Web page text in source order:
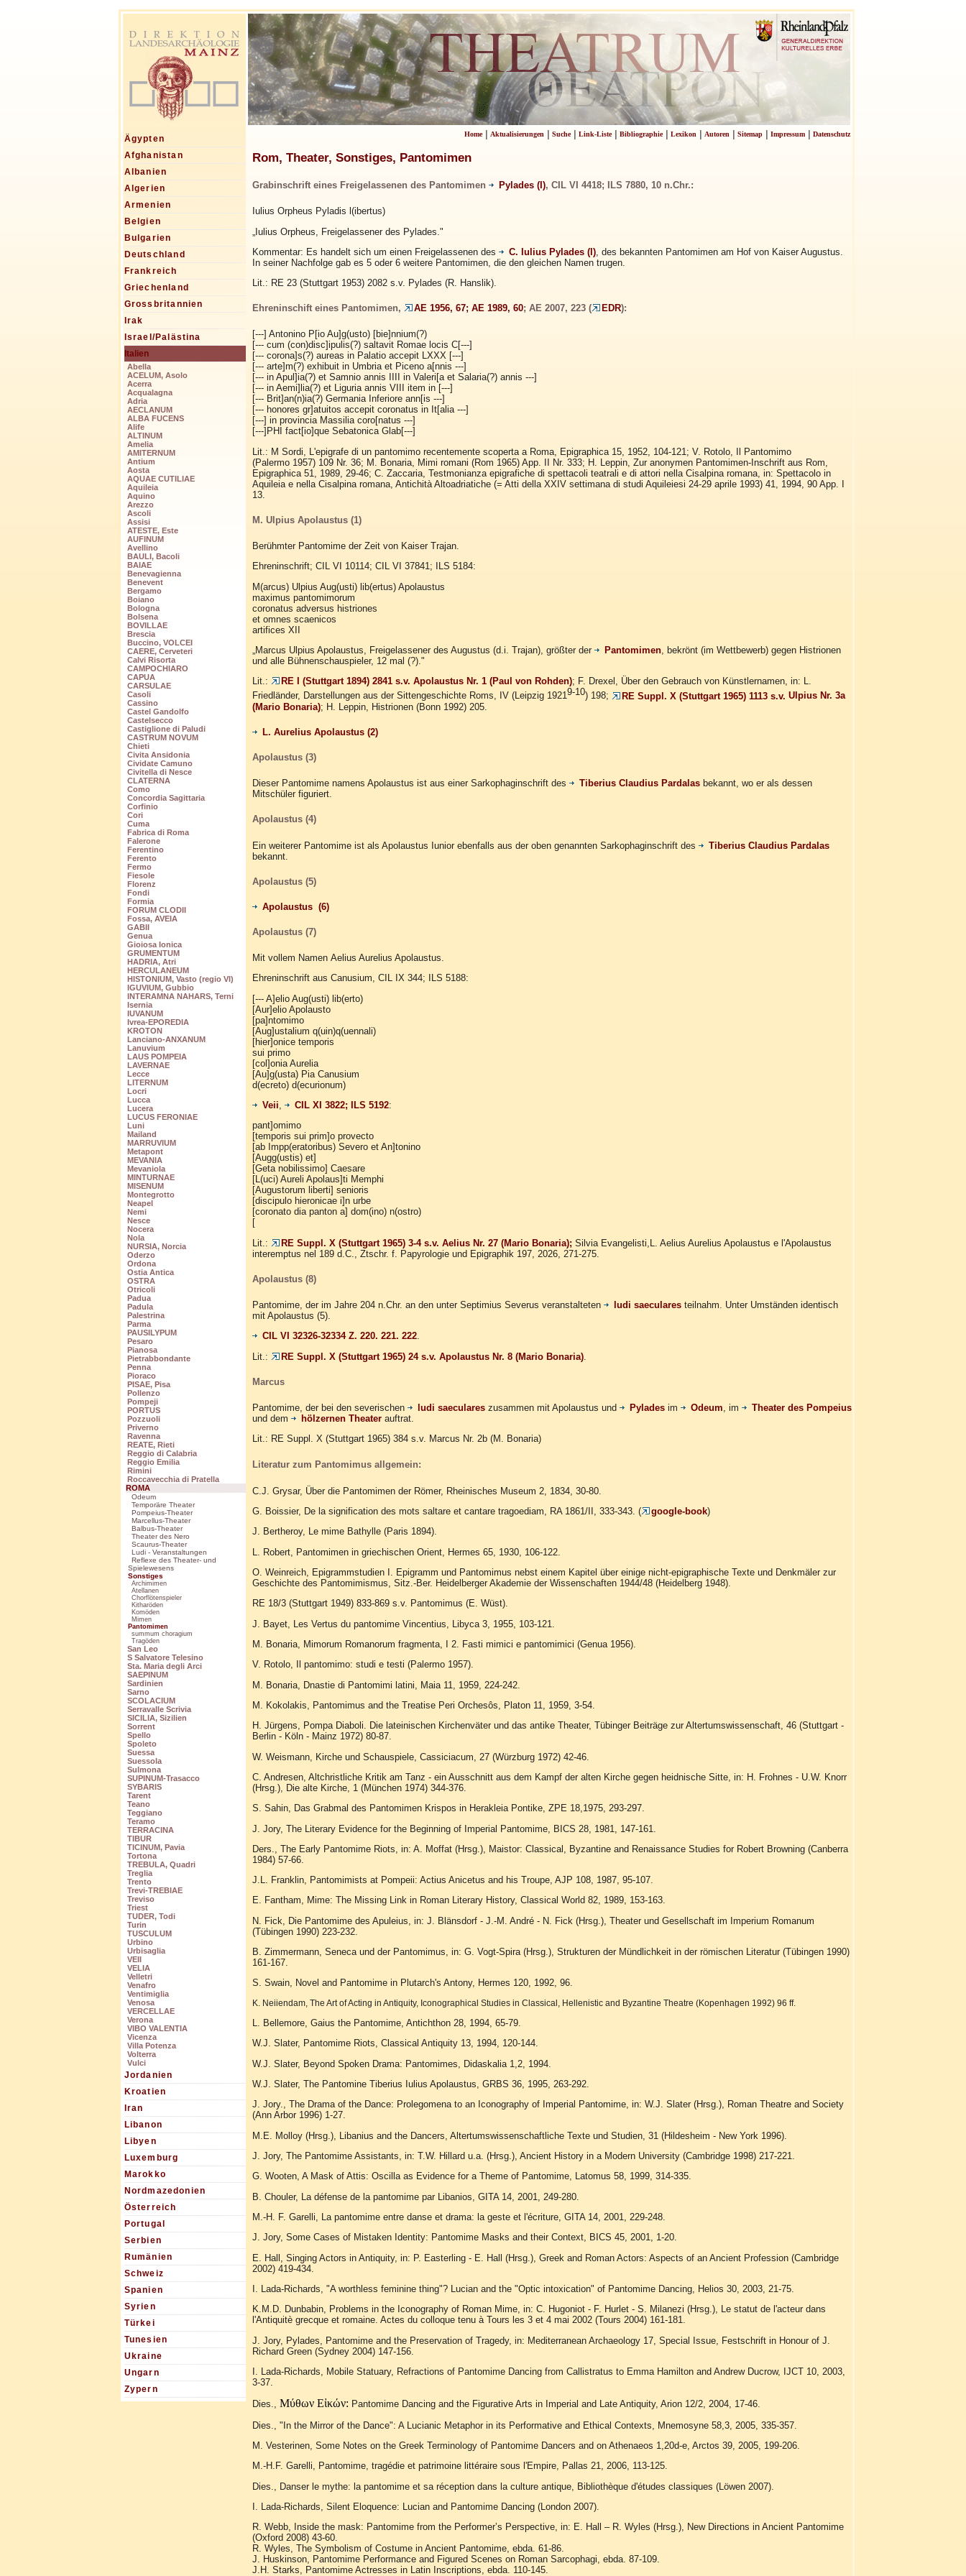
Ägypten
Afghanistan
Albanien
Algerien
Armenien
Belgien
Bulgarien
Deutschland
Frankreich
Griechenland
Grossbritannien
Irak
Israel/Palästina
Italien
Abella
ACELUM, Asolo
Acerra
Acqualagna
Adria
AECLANUM
ALBA FUCENS
Alife
ALTINUM
Amelia
AMITERNUM
Antium
Aosta
AQUAE CUTILIAE
Aquileia
Aquino
Arezzo
Ascoli
Assisi
ATESTE, Este
AUFINUM
Avellino
BAULI, Bacoli
BAIAE
Benevagienna
Benevent
Bergamo
Boiano
Bologna
Bolsena
BOVILLAE
Brescia
Buccino, VOLCEI
CAERE, Cerveteri
Calvi Risorta
CAMPOCHIARO
CAPUA
CARSULAE
Casoli
Cassino
Castel Gandolfo
Castelsecco
Castiglione di Paludi
CASTRUM NOVUM
Chieti
Civita Ansidonia
Cividate Camuno
Civitella di Nesce
CLATERNA
Como
Concordia Sagittaria
Corfinio
Cori
Cuma
Fabrica di Roma
Falerone
Ferentino
Ferento
Fermo
Fiesole
Florenz
Fondi
Formia
FORUM CLODII
Fossa, AVEIA
GABII
Genua
Gioiosa Ionica
GRUMENTUM
HADRIA, Atri
HERCULANEUM
HISTONIUM, Vasto (regio VI)
IGUVIUM, Gubbio
INTERAMNA NAHARS, Terni
Isernia
IUVANUM
Ivrea-EPOREDIA
KROTON
Lanciano-ANXANUM
Lanuvium
LAUS POMPEIA
LAVERNAE
Lecce
LITERNUM
Locri
Lucca
Lucera
LUCUS FERONIAE
Luni
Mailand
MARRUVIUM
Metapont
MEVANIA
Mevaniola
MINTURNAE
MISENUM
Montegrotto
Neapel
Nemi
Nesce
Nocera
Nola
NURSIA, Norcia
Oderzo
Ordona
Ostia Antica
OSTRA
Otricoli
Padua
Padula
Palestrina
Parma
PAUSILYPUM
Pesaro
Pianosa
Pietrabbondante
Penna
Pioraco
PISAE, Pisa
Pollenzo
Pompeji
PORTUS
Pozzuoli
Priverno
Ravenna
REATE, Rieti
Reggio di Calabria
Reggio Emilia
Rimini
Roccavecchia di Pratella
ROMA
Odeum
Temporäre Theater
Pompeius-Theater
Marcellus-Theater
Balbus-Theater
Theater des Nero
Scaurus-Theater
Ludi - Veranstaltungen
Reflexe des Theater- und
Spielewesens
Sonstiges
Archimimen
Atellanen
Chorflötenspieler
Kitharöden
Komöden
Mimen
Pantomimen
summum choragium
Tragöden
San Leo
S Salvatore Telesino
Sta. Maria degli Arci
SAEPINUM
Sardinien
Sarno
SCOLACIUM
Serravalle Scrivia
SICILIA, Sizilien
Sorrent
Spello
Spoleto
Suessa
Suessola
Sulmona
SUPINUM-Trasacco
SYBARIS
Tarent
Teano
Teggiano
Teramo
TERRACINA
TIBUR
TICINUM, Pavia
Tortona
TREBULA, Quadri
Treglia
Trento
Trevi-TREBIAE
Treviso
Triest
TUDER, Todi
Turin
TUSCULUM
Urbino
Urbisaglia
VEII
VELIA
Velletri
Venafro
Ventimiglia
Venosa
VERCELLAE
Verona
VIBO VALENTIA
Vicenza
Villa Potenza
Volterra
Vulci
Jordanien
Kroatien
Iran
Libanon
Libyen
Luxemburg
Marokko
Nordmazedonien
Österreich
Portugal
Serbien
Rumänien
Schweiz
Spanien
Syrien
Türkei
Tunesien
Ukraine
Ungarn
Zypern
Home| Aktualisierungen| Suche| Link-Liste| Bibliographie| Lexikon| Autoren| Sitemap| Impressum| Datenschutz
Rom, Theater, Sonstiges, Pantomimen
Grabinschrift eines Freigelassenen des Pantomimen Pylades (I), CIL VI 4418; ILS 7880, 10 n.Chr.:
Iulius Orpheus Pyladis l(ibertus)
„Iulius Orpheus, Freigelassener des Pylades."
Kommentar: Es handelt sich um einen Freigelassenen des
C. Iulius Pylades (I), des bekannten Pantomimen am Hof von Kaiser Augustus.
In seiner Nachfolge gab es 5 oder 6 weitere Pantomimen, die den gleichen Namen trugen.
Lit.: RE 23 (Stuttgart 1953) 2082 s.v. Pylades (R. Hanslik).
Ehreninschift eines Pantomimen, AE 1956, 67; AE 1989, 60; AE 2007, 223 ( EDR):
[---] Antonino P[io Au]g(usto) [bie]nnium(?)
[--- cum (con)disc]ipulis(?) saltavit Romae locis C[---]
[--- corona]s(?) aureas in Palatio accepit LXXX [---]
[--- arte]m(?) exhibuit in Umbria et Piceno a[nnis ---]
[--- in Apul]ia(?) et Samnio annis IIII in Valeri[a et Salaria(?) annis ---]
[--- in Aemi]lia(?) et Liguria annis VIII item in [---]
[--- Brit]an(n)ia(?) Germania Inferiore ann[is ---]
[--- honores gr]atuitos accepit coronatus in It[alia ---]
[---] in provincia Massilia coro[natus ---]
[---]PHI fact[io]que Sebatonica Glab[---]
Lit.: M Sordi, L'epigrafe di un pantomimo recentemente scoperta a Roma, Epigraphica 15, 1952, 104-121; V. Rotolo, Il Pantomimo
(Palermo 1957) 109 Nr. 36; M. Bonaria, Mimi romani (Rom 1965) App. II Nr. 333; H. Leppin, Zur anonymen Pantomimen-Inschrift aus Rom,
Epigraphica 51, 1989, 29-46; C. Zaccaria, Testmonianza epigrafiche di spettacoli teatrali e di attori nella Cisalpina romana, in: Spettacolo in
Aquileia e nella Cisalpina romana, Antichità Altoadriatiche (= Atti della XXIV settimana di studi Aquileiesi 24-29 aprile 1993) 41, 1994, 90 App. I
13.
M. Ulpius Apolaustus (1)
Berühmter Pantomime der Zeit von Kaiser Trajan.
Ehreninschrift; CIL VI 10114; CIL VI 37841; ILS 5184:
M(arcus) Ulpius Aug(usti) lib(ertus) Apolaustus
maximus pantomimorum
coronatus adversus histriones
et omnes scaenicos
artifices XII
„Marcus Ulpius Apolaustus, Freigelassener des Augustus (d.i. Trajan), größter der
Pantomimen, bekrönt (im Wettbewerb) gegen Histrionen
und alle Bühnenschauspieler, 12 mal (?)."
Lit.:
RE I (Stuttgart 1894) 2841 s.v. Apolaustus Nr. 1 (Paul von Rohden); F. Drexel, Über den Gebrauch von Künstlernamen, in: L.
Friedländer, Darstellungen aus der Sittengeschichte Roms, IV (Leipzig 19219-10) 198; RE Suppl. X (Stuttgart 1965) 1113 s.v. Ulpius Nr. 3a
(Mario Bonaria); H. Leppin, Histrionen (Bonn 1992) 205.
L. Aurelius Apolaustus (2)
Apolaustus (3)
Dieser Pantomime namens Apolaustus ist aus einer Sarkophaginschrift des Tiberius Claudius Pardalasbekannt, wo er als dessen
Mitschüler figuriert.
Apolaustus (4)
Ein weiterer Pantomime ist als Apolaustus Iunior ebenfalls aus der oben genannten Sarkophaginschrift des
Tiberius Claudius Pardalas
bekannt.
Apolaustus (5)
Apolaustus (6)
Apolaustus (7)
Mit vollem Namen Aelius Aurelius Apolaustus.
Ehreninschrift aus Canusium, CIL IX 344; ILS 5188:
[--- A]elio Aug(usti) lib(erto)
[Aur]elio Apolausto
[pa]ntomimo
[Aug]ustalium q(uin)q(uennali)
[hier]onice temporis
sui primo
[col]onia Aurelia
[Au]g(usta) Pia Canusium
d(ecreto) d(ecurionum)
Veii, CIL XI 3822; ILS 5192:
pant]omimo
[temporis sui prim]o provecto
[ab Impp(eratoribus) Severo et An]tonino
[Augg(ustis) et]
[Geta nobilissimo] Caesare
[L(uci) Aureli Apolaus]ti Memphi
[Augustorum liberti] senioris
[discipulo hieronicae i]n urbe
[coronato dia panton a] dom(ino) n(ostro)
[
Lit.:
RE Suppl. X (Stuttgart 1965) 3-4 s.v. Aelius Nr. 27 (Mario Bonaria); Silvia Evangelisti,L. Aelius Aurelius Apolaustus e l'Apolaustus
interemptus nel 189 d.C., Ztschr. f. Papyrologie und Epigraphik 197, 2026, 271-275.
Apolaustus (8)
Pantomime, der im Jahre 204 n.Chr. an den unter Septimius Severus veranstalteten ludi saecularesteilnahm. Unter Umständen identisch
mit Apolaustus (5).
CIL VI 32326-32334 Z. 220. 221. 222.
Lit.:
RE Suppl. X (Stuttgart 1965) 24 s.v. Apolaustus Nr. 8 (Mario Bonaria).
Marcus
Pantomime, der bei den severischen ludi saeculareszusammen mit Apolaustus und Pyladesim Odeum , im
Theater des Pompeius
und dem
hölzernen Theaterauftrat.
Lit.: RE Suppl. X (Stuttgart 1965) 384 s.v. Marcus Nr. 2b (M. Bonaria)
Literatur zum Pantomimus allgemein:
C.J. Grysar, Über die Pantomimen der Römer, Rheinisches Museum 2, 1834, 30-80.
G. Boissier, De la signification des mots saltare et cantare tragoediam, RA 1861/II, 333-343. (
google-book)
J. Bertheroy, Le mime Bathylle (Paris 1894).
L. Robert, Pantomimen in griechischen Orient, Hermes 65, 1930, 106-122.
O. Weinreich, Epigrammstudien I. Epigramm und Pantomimus nebst einem Kapitel über einige nicht-epigraphische Texte und Denkmäler zur
Geschichte des Pantomimismus, Sitz.-Ber. Heidelberger Akademie der Wissenschaften 1944/48 (Heidelberg 1948).
RE 18/3 (Stuttgart 1949) 833-869 s.v. Pantomimus (E. Wüst).
J. Bayet, Les Vertus du pantomime Vincentius, Libyca 3, 1955, 103-121.
M. Bonaria, Mimorum Romanorum fragmenta, I 2. Fasti mimici e pantomimici (Genua 1956).
V. Rotolo, Il pantomimo: studi e testi (Palermo 1957).
M. Bonaria, Dnastie di Pantomimi latini, Maia 11, 1959, 224-242.
M. Kokolakis, Pantomimus and the Treatise Peri Orchesôs, Platon 11, 1959, 3-54.
H. Jürgens, Pompa Diaboli. Die lateinischen Kirchenväter und das antike Theater, Tübinger Beiträge zur Altertumswissenschaft, 46 (Stuttgart -
Berlin - Köln - Mainz 1972) 80-87.
W. Weismann, Kirche und Schauspiele, Cassiciacum, 27 (Würzburg 1972) 42-46.
C. Andresen, Altchristliche Kritik am Tanz - ein Ausschnitt aus dem Kampf der alten Kirche gegen heidnische Sitte, in: H. Frohnes - U.W. Knorr
(Hrsg.), Die alte Kirche, 1 (München 1974) 344-376.
S. Sahin, Das Grabmal des Pantomimen Krispos in Herakleia Pontike, ZPE 18,1975, 293-297.
J. Jory, The Literary Evidence for the Beginning of Imperial Pantomime, BICS 28, 1981, 147-161.
Ders., The Early Pantomime Riots, in: A. Moffat (Hrsg.), Maistor: Classical, Byzantine and Renaissance Studies for Robert Browning (Canberra
1984) 57-66.
J.L. Franklin, Pantomimists at Pompeii: Actius Anicetus and his Troupe, AJP 108, 1987, 95-107.
E. Fantham, Mime: The Missing Link in Roman Literary History, Classical World 82, 1989, 153-163.
N. Fick, Die Pantomime des Apuleius, in: J. Blänsdorf - J.-M. André - N. Fick (Hrsg.), Theater und Gesellschaft im Imperium Romanum
(Tübingen 1990) 223-232.
B. Zimmermann, Seneca und der Pantomimus, in: G. Vogt-Spira (Hrsg.), Strukturen der Mündlichkeit in der römischen Literatur (Tübingen 1990)
161-167.
S. Swain, Novel and Pantomime in Plutarch's Antony, Hermes 120, 1992, 96.
K. Neiiendam, The Art of Acting in Antiquity, Iconographical Studies in Classical, Hellenistic and Byzantine Theatre (Kopenhagen 1992) 96 ff.
L. Bellemore, Gaius the Pantomime, Antichthon 28, 1994, 65-79.
W.J. Slater, Pantomime Riots, Classical Antiquity 13, 1994, 120-144.
W.J. Slater, Beyond Spoken Drama: Pantomimes, Didaskalia 1,2, 1994.
W.J. Slater, The Pantomine Tiberius Iulius Apolaustus, GRBS 36, 1995, 263-292.
J. Jory., The Drama of the Dance: Prolegomena to an Iconography of Imperial Pantomime, in: W.J. Slater (Hrsg.), Roman Theatre and Society
(Ann Arbor 1996) 1-27.
M.E. Molloy (Hrsg.), Libanius and the Dancers, Altertumswissenschaftliche Texte und Studien, 31 (Hildesheim - New York 1996).
J. Jory, The Pantomime Assistants, in: T.W. Hillard u.a. (Hrsg.), Ancient History in a Modern University (Cambridge 1998) 217-221.
G. Wooten, A Mask of Attis: Oscilla as Evidence for a Theme of Pantomime, Latomus 58, 1999, 314-335.
B. Chouler, La défense de la pantomime par Libanios, GITA 14, 2001, 249-280.
M.-H. F. Garelli, La pantomime entre danse et drama: la geste et l'écriture, GITA 14, 2001, 229-248.
J. Jory, Some Cases of Mistaken Identity: Pantomime Masks and their Context, BICS 45, 2001, 1-20.
E. Hall, Singing Actors in Antiquity, in: P. Easterling - E. Hall (Hrsg.), Greek and Roman Actors: Aspects of an Ancient Profession (Cambridge
2002) 419-434.
I. Lada-Richards, "A worthless feminine thing"? Lucian and the "Optic intoxication" of Pantomime Dancing, Helios 30, 2003, 21-75.
K.M.D. Dunbabin, Problems in the Iconography of Roman Mime, in: C. Hugoniot - F. Hurlet - S. Milanezi (Hrsg.), Le statut de l'acteur dans
l'Antiquitè grecque et romaine. Actes du colloque tenu à Tours les 3 et 4 mai 2002 (Tours 2004) 161-181.
J. Jory, Pylades, Pantomime and the Preservation of Tragedy, in: Mediterranean Archaeology 17, Special Issue, Festschrift in Honour of J.
Richard Green (Sydney 2004) 147-156.
I. Lada-Richards, Mobile Statuary, Refractions of Pantomime Dancing from Callistratus to Emma Hamilton and Andrew Ducrow, IJCT 10, 2003,
3-37.
Dies., Mύθων Εἰκών: Pantomime Dancing and the Figurative Arts in Imperial and Late Antiquity, Arion 12/2, 2004, 17-46.
Dies., "In the Mirror of the Dance": A Lucianic Metaphor in its Performative and Ethical Contexts, Mnemosyne 58,3, 2005, 335-357.
M. Vesterinen, Some Notes on the Greek Terminology of Pantomime Dancers and on Athenaeos 1,20d-e, Arctos 39, 2005, 199-206.
M.-H.F. Garelli, Pantomime, tragédie et patrimoine littéraire sous l'Empire, Pallas 21, 2006, 113-125.
Dies., Danser le mythe: la pantomime et sa réception dans la culture antique, Bibliothèque d'études classiques (Löwen 2007).
I. Lada-Richards, Silent Eloquence: Lucian and Pantomime Dancing (London 2007).
R. Webb, Inside the mask: Pantomime from the Performer’s Perspective, in: E. Hall – R. Wyles (Hrsg.), New Directions in Ancient Pantomime
(Oxford 2008) 43-60.
R. Wyles, The Symbolism of Costume in Ancient Pantomime, ebda. 61-86.
J. Huskinson, Pantomime Performance and Figured Scenes on Roman Sarcophagi, ebda. 87-109.
J.H. Starks, Pantomime Actresses in Latin Inscriptions, ebda. 110-145.